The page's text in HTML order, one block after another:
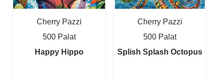
Cherry Pazzi
500 Palat
Happy Hippo
Cherry Pazzi
500 Palat
Splish Splash Octopus